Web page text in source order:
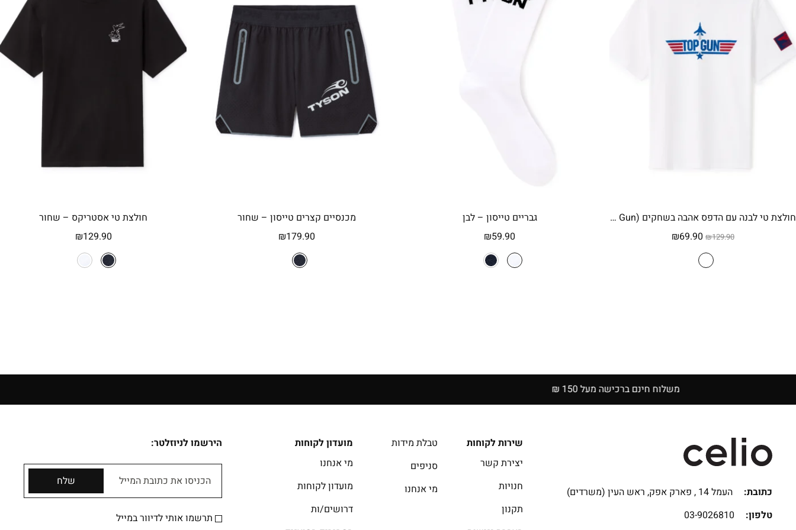
חולצת טי לבנה עם הדפס אהבה בשחקים (Top Gun) כותנה – לבן
₪129.90
המחיר
המקורי
היה:
₪69.90
גבריים טייסון – לבן
₪59.90
מכנסיים קצרים טייסון – שחור
₪179.90
חולצת טי אסטריקס – שחור
₪129.90
כתובת:
העמל 14 , פארק אפק, ראש העין (משרדים)
טלפון:
03-9026810
שירות לקוחות
יצירת קשר
חנויות
תקנון
טבלת מידות
סניפים
מי אנחנו
מועדון לקוחות
מי אנחנו
מועדון לקוחות
דרושים/ות
הירשמו לניוזלטר:
הכניסו את כתובת המייל שלח
תרשמו אותי לדיוור במייל